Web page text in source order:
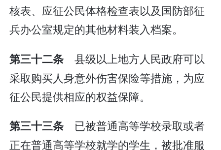
核表、应征公民体格检查表以及国防部征
兵办公室规定的其他材料装入档案。
第三十二条 县级以上地方人民政府可以
采取购买人身意外伤害保险等措施，为应
征公民提供相应的权益保障。
第三十三条 已被普通高等学校录取或者
正在普通高等学校就学的学生，被批准服